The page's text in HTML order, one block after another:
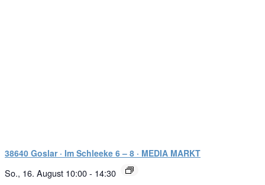
38640 Goslar · Im Schleeke 6 – 8 · MEDIA MARKT
So., 16. August 10:00- 14:30